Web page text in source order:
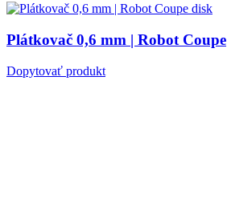
Plátkovač 0,6 mm | Robot Coupe
Dopytovať produkt